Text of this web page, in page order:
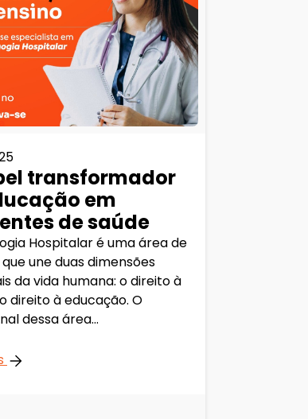
transformador
em
de saúde
Hospitalar é uma área de
une duas dimensões
da vida humana: o direito à
direito à educação. O
dessa área...